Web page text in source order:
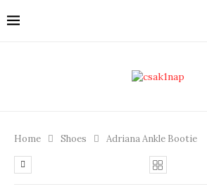
Home Shoes Adriana Ankle Bootie